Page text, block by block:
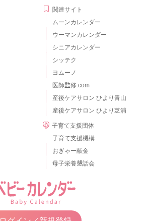
関連サイト
ムーンカレンダー
ウーマンカレンダー
シニアカレンダー
シッテク
ヨムーノ
医師監修.com
産後ケアサロン ひより青山
産後ケアサロン ひより芝浦
子育て支援団体
子育て支援機構
おぎゃー献金
母子栄養懇話会